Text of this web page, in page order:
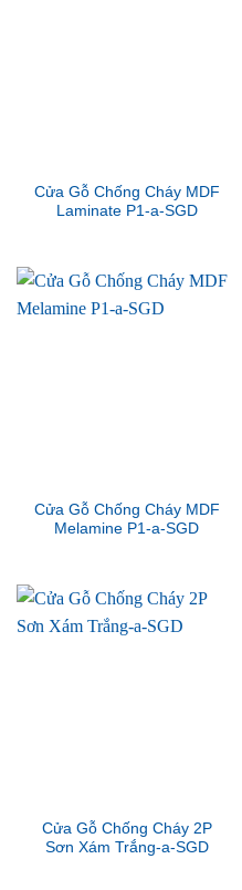
Cửa Gỗ Chống Cháy MDF
Laminate P1-a-SGD
Cửa Gỗ Chống Cháy MDF
Melamine P1-a-SGD
Cửa Gỗ Chống Cháy 2P
Sơn Xám Trắng-a-SGD